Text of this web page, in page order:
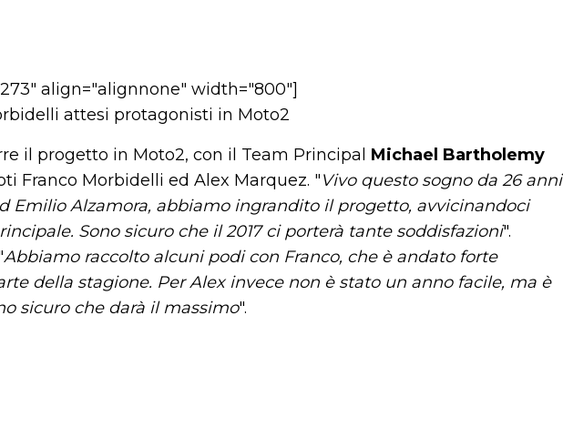
align="alignnone" width="800"]
il progetto in Moto2, con il Team Principal Michael Bartholemy
Franco Morbidelli ed Alex Marquez. "Vivo questo sogno da 26 anni
Emilio Alzamora, abbiamo ingrandito il progetto, avvicinandoci
Sono sicuro che il 2017 ci porterà tante soddisfazioni".
Abbiamo raccolto alcuni podi con Franco, che è andato forte
della stagione. Per Alex invece non è stato un anno facile, ma è
sicuro che darà il massimo".